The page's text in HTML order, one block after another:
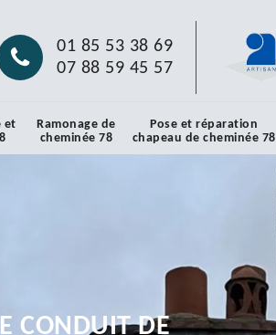
01 85 53 38 69
07 88 59 45 57
et
Ramonage de
cheminée 78
Pose et réparation
chapeau de cheminée 78
CONDUIT DE